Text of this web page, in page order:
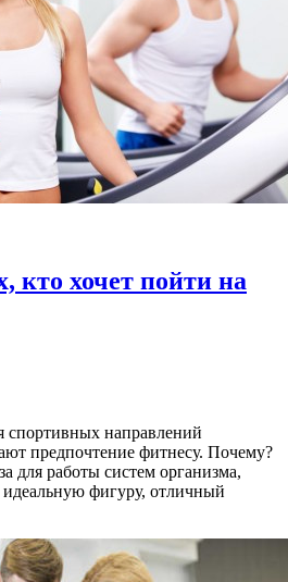
кто хочет пойти на
спортивных направлений
предпочтение фитнесу. Почему?
для работы систем организма,
фигуру, отличный